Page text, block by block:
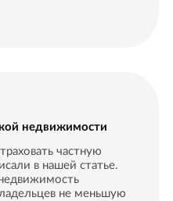
недвижимости
частную
в нашей статье.
не меньшую